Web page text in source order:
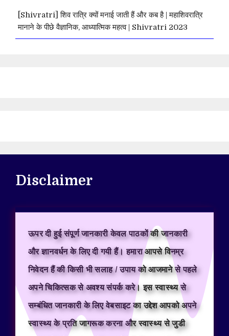
[Shivratri] शिव रात्रि क्यों मनाई जाती हैं और कब है | महाशिवरात्रि
मानाने के पीछे वैज्ञानिक, आध्यात्मिक महत्व | Shivratri 2023
Disclaimer
ऊपर दी हुई संपूर्ण जानकारी केवल पाठकों की जानकारी
और ज्ञानवर्धन के लिए दी गयी हैं। हमारा आपसे विनम्र
निवेदन हैं की किसी भी सलाह / उपाय को आजमाने से पहले
अपने चिकित्सक से अवश्य संपर्क करे। इस स्वास्थ्य से
सम्बंधित जानकारी के लिए वेबसाइट का उद्देश आपको अपने
स्वास्थ्य के प्रति जागरूक करना और स्वास्थ्य से जुडी